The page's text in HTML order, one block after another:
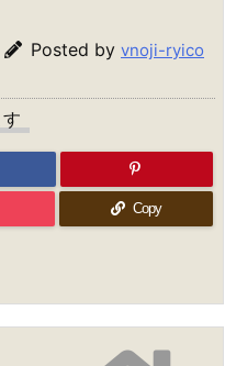
Posted by vnoji-ryico
Copy